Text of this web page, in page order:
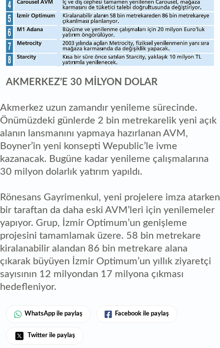
AKMERKEZ’E 30 MİLYON DOLAR
Akmerkez uzun zamandır yenileme sürecinde.
Önümüzdeki günlerde 2 bin metrekarelik yeni açık
alanın lansmanını yapmaya hazırlanan AVM,
Boyner’in yeni konsepti Wepublic’le ivme
kazanacak. Bugüne kadar yenileme çalışmalarına
30 milyon dolarlık yatırım yapıldı.
Rönesans Gayrimenkul, yeni projelere imza atarken
bir taraftan da daha eski AVM’leri için yenilemeler
yapıyor. Grup, İzmir Optimum’un genişleme
projesini tamamlamak üzere. 58 bin metrekare
kiralanabilir alandan 86 bin metrekare alana
çıkarak büyüyen İzmir Optimum’un yıllık ziyaretçi
sayısının 12 milyondan 17 milyona çıkması
hedefleniyor.
WhatsApp ile paylaş Facebook ile paylaş
Twitter ile paylaş